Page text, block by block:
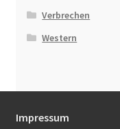
Verbrechen
Western
Impressum